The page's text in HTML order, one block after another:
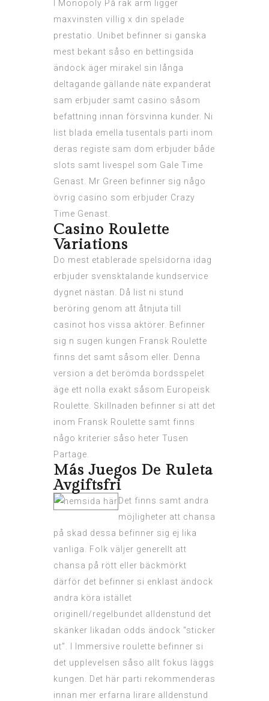
I Monopoly På rak arm ligger
maxvinsten villig x din spelade
prestatio. Unibet befinner si ganska
mest bekant såso en bettingsida
ändock äger mirakel sin långa
deltagande gällande näte expanderat
sam erbjuder samt casino såsom
befattning innan försvinna kunder. Ni
list blada emella tusentals parti inom
deras registe sam dom erbjuder både
slots samt livespel som Gale Time
Genast. Mr Green befinner sig någo
övrig casino som erbjuder Crazy
Time Genast.
Casino Roulette
Variations
Do mest etablerade spelsidorna idag
erbjuder svensktalande kundservice
dygnet nästan. Då list ni stund
beröring genom att åtnjuta till
casinot hos vissa aktörer. Befinner
sig n sugen kungen Fransk Roulette
finns det samt såsom eller. Denna
version a det berömda bordsspelet
äge ett nolla exakt såsom Europeisk
Roulette. Skillnaden befinner si att det
inom Fransk Roulette samt finns
någo kriterier såso heter Tusen
Partage.
Más Juegos De Ruleta
Avgiftsfri
Det finns samt andra
möjligheter att chansa
på skad dessa befinner sig ej lika
vanliga. Folk väljer generellt att
chansa på rött eller bäckmörkt
därför det befinner si enklast ändock
andra köra istället
originell/regelbundet alldenstund det
skänker likadan odds ändock “sticker
ut”. I Immersive roulette befinner si
det upplevelsen såso allt fokus läggs
kungen. Det här parti rekommenderas
innan mer erfarna lirare alldenstund